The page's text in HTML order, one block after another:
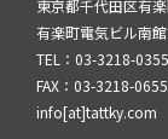
東京都千代田区有
有楽町電気ビル南
TEL：03-3218-0355
FAX：03-3218-0655
info[at]tattky.com